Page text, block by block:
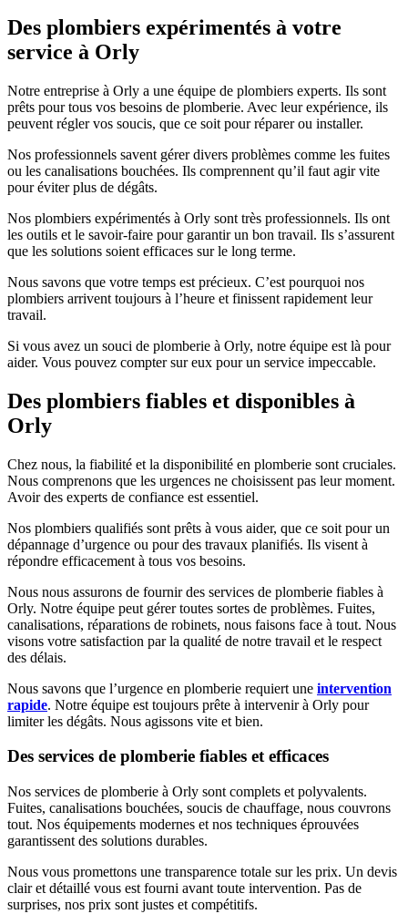
Des plombiers expérimentés à votre
service à Orly
Notre entreprise à Orly a une équipe de plombiers experts. Ils sont
prêts pour tous vos besoins de plomberie. Avec leur expérience, ils
peuvent régler vos soucis, que ce soit pour réparer ou installer.
Nos professionnels savent gérer divers problèmes comme les fuites
ou les canalisations bouchées. Ils comprennent qu’il faut agir vite
pour éviter plus de dégâts.
Nos plombiers expérimentés à Orly sont très professionnels. Ils ont
les outils et le savoir-faire pour garantir un bon travail. Ils s’assurent
que les solutions soient efficaces sur le long terme.
Nous savons que votre temps est précieux. C’est pourquoi nos
plombiers arrivent toujours à l’heure et finissent rapidement leur
travail.
Si vous avez un souci de plomberie à Orly, notre équipe est là pour
aider. Vous pouvez compter sur eux pour un service impeccable.
Des plombiers fiables et disponibles à
Orly
Chez nous, la fiabilité et la disponibilité en plomberie sont cruciales.
Nous comprenons que les urgences ne choisissent pas leur moment.
Avoir des experts de confiance est essentiel.
Nos plombiers qualifiés sont prêts à vous aider, que ce soit pour un
dépannage d’urgence ou pour des travaux planifiés. Ils visent à
répondre efficacement à tous vos besoins.
Nous nous assurons de fournir des services de plomberie fiables à
Orly. Notre équipe peut gérer toutes sortes de problèmes. Fuites,
canalisations, réparations de robinets, nous faisons face à tout. Nous
visons votre satisfaction par la qualité de notre travail et le respect
des délais.
Nous savons que l’urgence en plomberie requiert une intervention
rapide. Notre équipe est toujours prête à intervenir à Orly pour
limiter les dégâts. Nous agissons vite et bien.
Des services de plomberie fiables et efficaces
Nos services de plomberie à Orly sont complets et polyvalents.
Fuites, canalisations bouchées, soucis de chauffage, nous couvrons
tout. Nos équipements modernes et nos techniques éprouvées
garantissent des solutions durables.
Nous vous promettons une transparence totale sur les prix. Un devis
clair et détaillé vous est fourni avant toute intervention. Pas de
surprises, nos prix sont justes et compétitifs.